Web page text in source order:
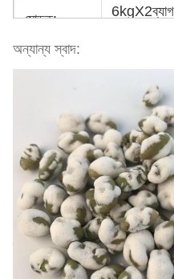
মোড়ক:
মূল্য মেয়াদ:
টি/টি, এল/সি,
সাংহাই
সর্বনিম্ন ক্রম:
1 মেট্রিক টন
একক দাম:
হালনাগাদ
ডেলিভারি
সময়:
25
অন্যান্য স্বাদ: